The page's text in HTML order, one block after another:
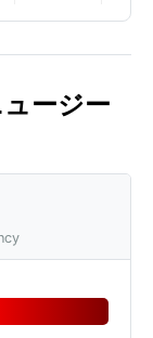
ージー